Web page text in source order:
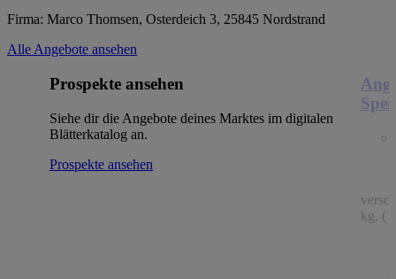
Firma: Marco Thomsen, Osterdeich 3, 25845 Nordstrand
Alle Angebote ansehen
Prospekte ansehen
Siehe dir die Angebote deines Marktes im digitalen
Blätterkatalog an.
Prospekte ansehen
kg,